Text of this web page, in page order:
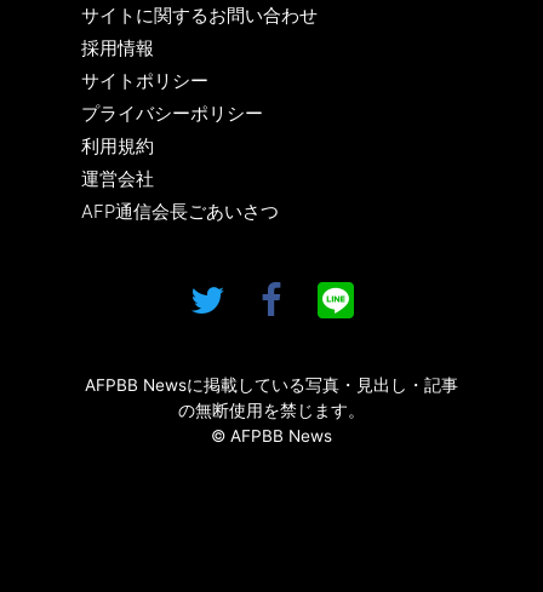
サイトに関するお問い合わせ
採用情報
サイトポリシー
プライバシーポリシー
利用規約
運営会社
AFP通信会長ごあいさつ
AFPBB Newsに掲載している写真・見出し・記事
の無断使用を禁じます。
© AFPBB News